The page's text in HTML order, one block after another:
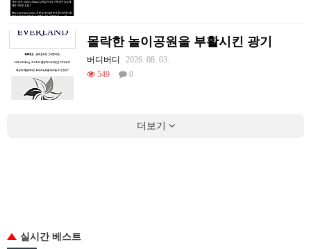
몰락한 놀이공원을 부활시킨 광기
버디버디
2026. 08. 03.
549
0
더보기
실시간 베스트